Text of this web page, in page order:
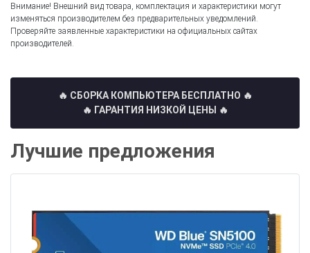
Внимание! Внешний вид товара, комплектация и характеристики могут
изменяться производителем без предварительных уведомлений.
Проверяйте заявленные характеристики на официальных сайтах
производителей.
🔥 СБОРКА КОМПЬЮТЕРА БЕСПЛАТНО 🔥
🔥 ГАРАНТИЯ НИЗКОЙ ЦЕНЫ 🔥
Лучшие предложения